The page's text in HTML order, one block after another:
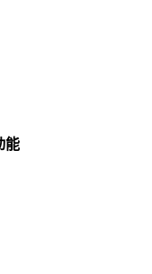
能